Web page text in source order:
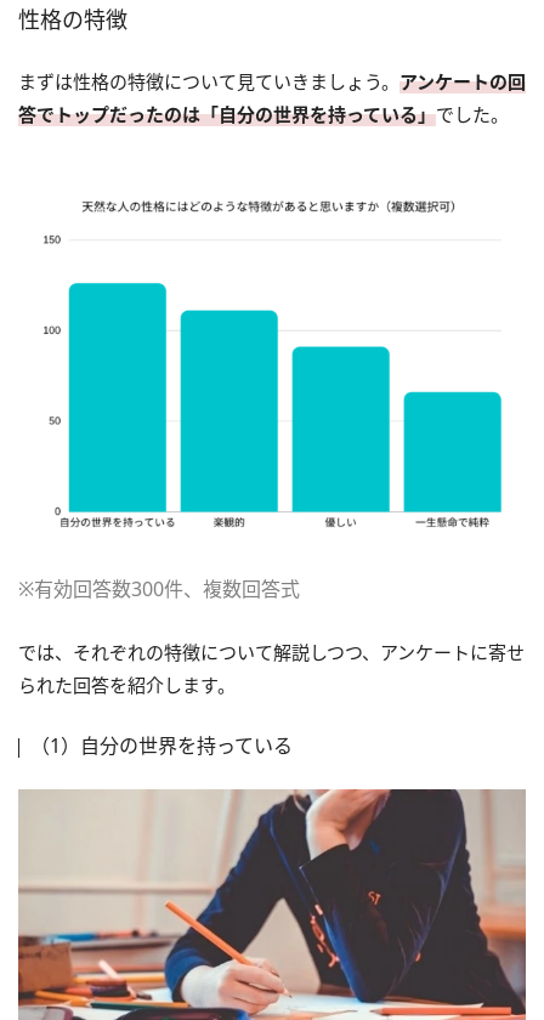
性格の特徴
まずは性格の特徴について見ていきましょう。 アンケートの回
答でトップだったのは「自分の世界を持っている」でした。
※有効回答数300件、複数回答式
では、それぞれの特徴について解説しつつ、アンケートに寄せ
られた回答を紹介します。
（1）自分の世界を持っている